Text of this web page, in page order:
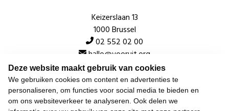
Deze website maakt gebruik van cookies
We gebruiken cookies om content en advertenties te
personaliseren, om functies voor social media te bieden en
om ons websiteverkeer te analyseren. Ook delen we
Keizerslaan 13
1000 Brussel
02 552 02 00
hallo@vooruit.org
Snel
Over de beweging